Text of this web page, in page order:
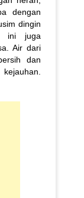
dengan
dingin
ini juga
Air dari
dan